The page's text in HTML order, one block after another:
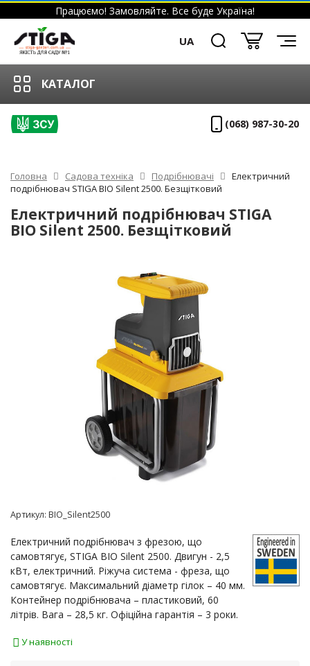
Працюємо! Замовляйте. Все буде Україна!
UA
КАТАЛОГ
(068) 987-30-20
Головна Садова техніка Подрібнювачі
Електричний
подрібнювач STIGA BIO Silent 2500. Безщітковий
Електричний подрібнювач STIGA
BIO Silent 2500. Безщітковий
Артикул: BIO_Silent2500
Електричний подрібнювач з фрезою, що
самовтягує, STIGA BIO Silent 2500. Двигун - 2,5
кВт, електричний. Ріжуча система - фреза, що
самовтягує. Максимальний діаметр гілок – 40 мм.
Контейнер подрібнювача – пластиковий, 60
літрів. Вага – 28,5 кг. Офіційна гарантія – 3 роки.
У наявності